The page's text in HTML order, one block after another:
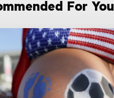
For You